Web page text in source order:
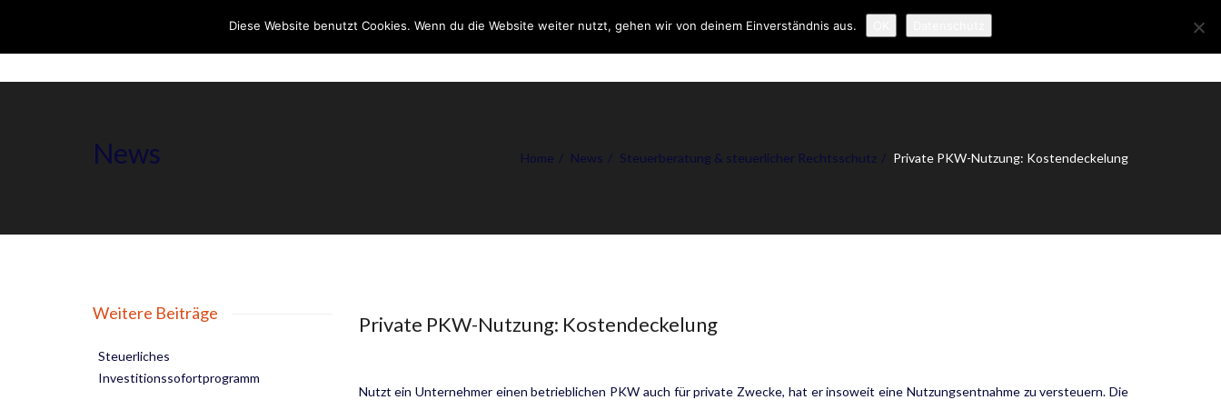
NEWS KONTAKT
News Home News Steuerberatung & steuerlicher Rechtsschutz Private PKW-Nutzung: Kostendeckelung
Weitere Beiträge
Steuerliches
Investitionssofortprogramm
Private PKW-Nutzung: Kostendeckelung
Nutzt ein Unternehmer einen betrieblichen PKW auch für private Zwecke, hat er insoweit eine Nutzungs­entnahme zu versteuern. Die
Diese Website benutzt Cookies. Wenn du die Website weiter nutzt, gehen wir von deinem Einverständnis aus.